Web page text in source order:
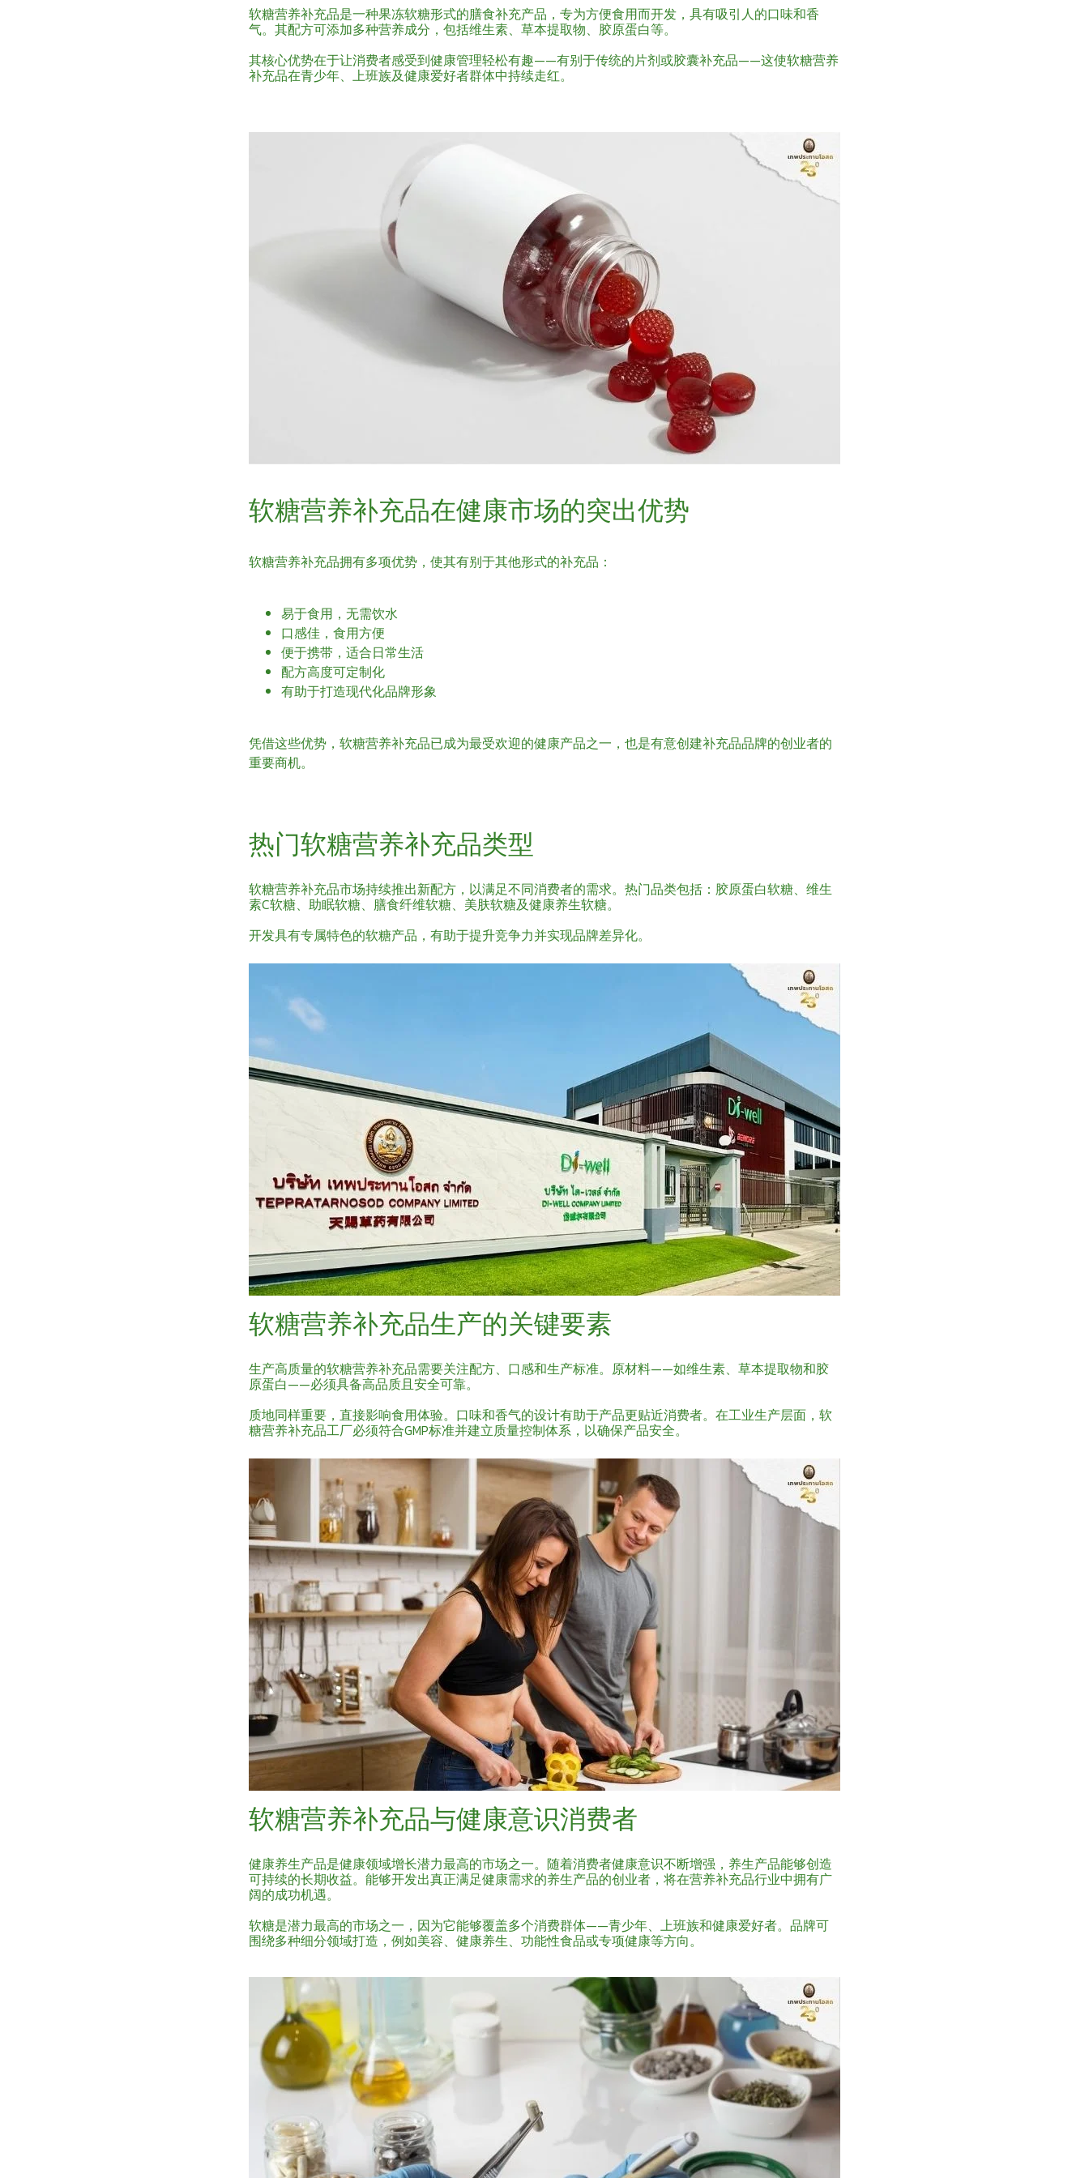
软糖营养补充品是一种果冻软糖形式的膳食补充产品，专为方便食用而开发，具有吸引人的口味和香
气。其配方可添加多种营养成分，包括维生素、草本提取物、胶原蛋白等。
其核心优势在于让消费者感受到健康管理轻松有趣——有别于传统的片剂或胶囊补充品——这使软糖营养
补充品在青少年、上班族及健康爱好者群体中持续走红。
软糖营养补充品在健康市场的突出优势
软糖营养补充品拥有多项优势，使其有别于其他形式的补充品：
易于食用，无需饮水
口感佳，食用方便
便于携带，适合日常生活
配方高度可定制化
有助于打造现代化品牌形象
凭借这些优势，软糖营养补充品已成为最受欢迎的健康产品之一，也是有意创建补充品品牌的创业者的
重要商机。
热门软糖营养补充品类型
软糖营养补充品市场持续推出新配方，以满足不同消费者的需求。热门品类包括：胶原蛋白软糖、维生
素C软糖、助眠软糖、膳食纤维软糖、美肤软糖及健康养生软糖。
开发具有专属特色的软糖产品，有助于提升竞争力并实现品牌差异化。
软糖营养补充品生产的关键要素
生产高质量的软糖营养补充品需要关注配方、口感和生产标准。原材料——如维生素、草本提取物和胶
原蛋白——必须具备高品质且安全可靠。
质地同样重要，直接影响食用体验。口味和香气的设计有助于产品更贴近消费者。在工业生产层面，软
糖营养补充品工厂必须符合GMP标准并建立质量控制体系，以确保产品安全。
软糖营养补充品与健康意识消费者
健康养生产品是健康领域增长潜力最高的市场之一。随着消费者健康意识不断增强，养生产品能够创造
可持续的长期收益。能够开发出真正满足健康需求的养生产品的创业者，将在营养补充品行业中拥有广
阔的成功机遇。
软糖是潜力最高的市场之一，因为它能够覆盖多个消费群体——青少年、上班族和健康爱好者。品牌可
围绕多种细分领域打造，例如美容、健康养生、功能性食品或专项健康等方向。